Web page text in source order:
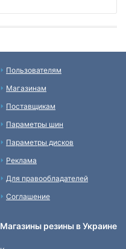
Пользователям
Магазинам
Поставщикам
Параметры шин
Параметры дисков
Реклама
Для правообладателей
Соглашение
Магазины резины в Украине